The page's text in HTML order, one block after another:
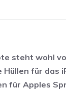
steht wohl
Hüllen für das
für Apples